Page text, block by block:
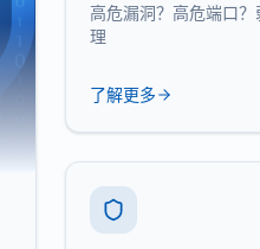
高危漏洞？高危端口
理
了解更多